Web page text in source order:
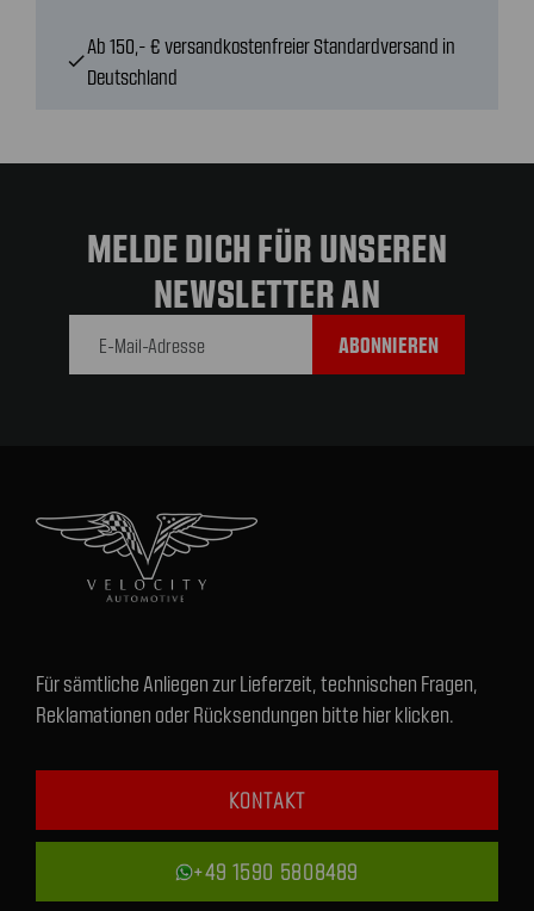
check
Ab 150,- € versandkostenfreier Standardversand in
Deutschland
MELDE DICH FÜR UNSEREN
NEWSLETTER AN
Für sämtliche Anliegen zur Lieferzeit, technischen Fragen,
Reklamationen oder Rücksendungen bitte hier klicken.
KONTAKT
+49 1590 5808489